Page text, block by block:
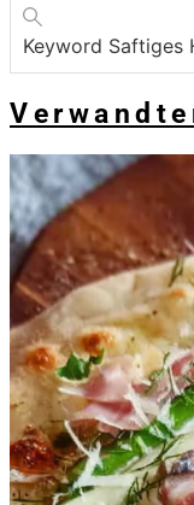
Keyword Saftiges